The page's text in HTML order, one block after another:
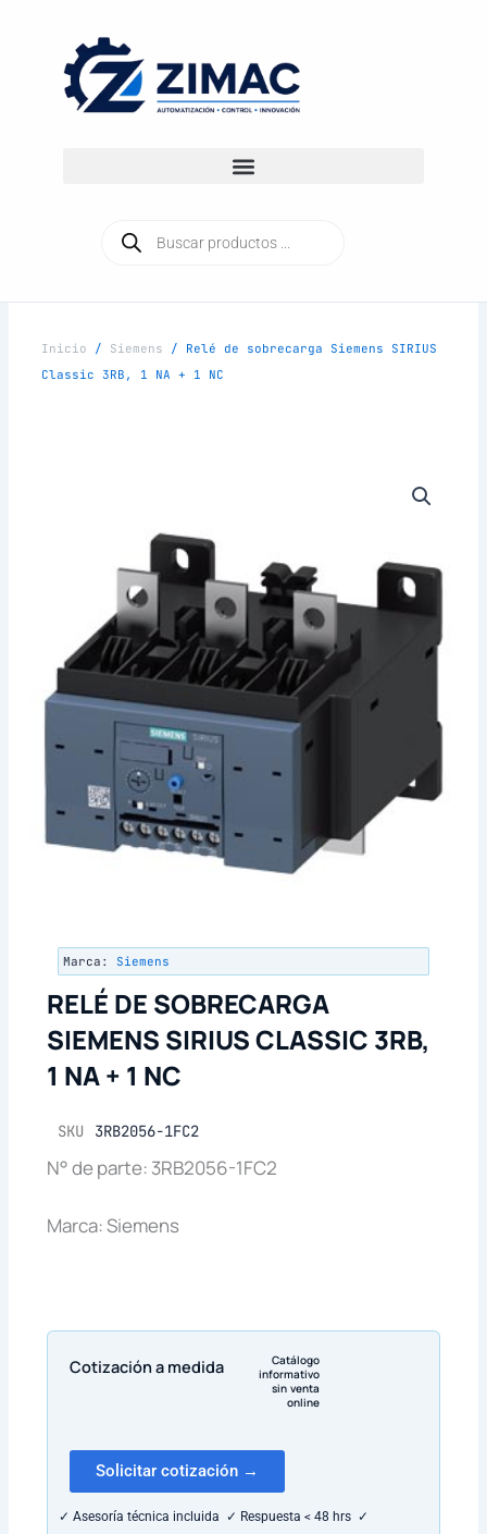
contenido
productos
Inicio / Siemens / Relé de sobrecarga Siemens SIRIUS
Classic 3RB, 1 NA + 1 NC
Marca: Siemens
RELÉ DE SOBRECARGA
SIEMENS SIRIUS CLASSIC 3RB,
1 NA + 1 NC
SKU 3RB2056-1FC2
N° de parte: 3RB2056-1FC2
Marca: Siemens
Cotización a medida
Catálogo
informativo
sin venta
online
Solicitar cotización →
✓ Asesoría técnica incluida ✓ Respuesta < 48 hrs ✓